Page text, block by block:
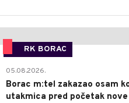
RK BORAC
05.08.2026.
Borac m:tel zakazao osam
utakmica pred početak nove